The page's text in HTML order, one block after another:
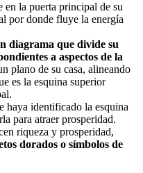
en la puerta principal de su
por donde fluye la energía
diagrama que divide su
a aspectos de la
plano de su casa, alineando
es la esquina superior
haya identificado la esquina
para atraer prosperidad.
riqueza y prosperidad,
dorados o símbolos de